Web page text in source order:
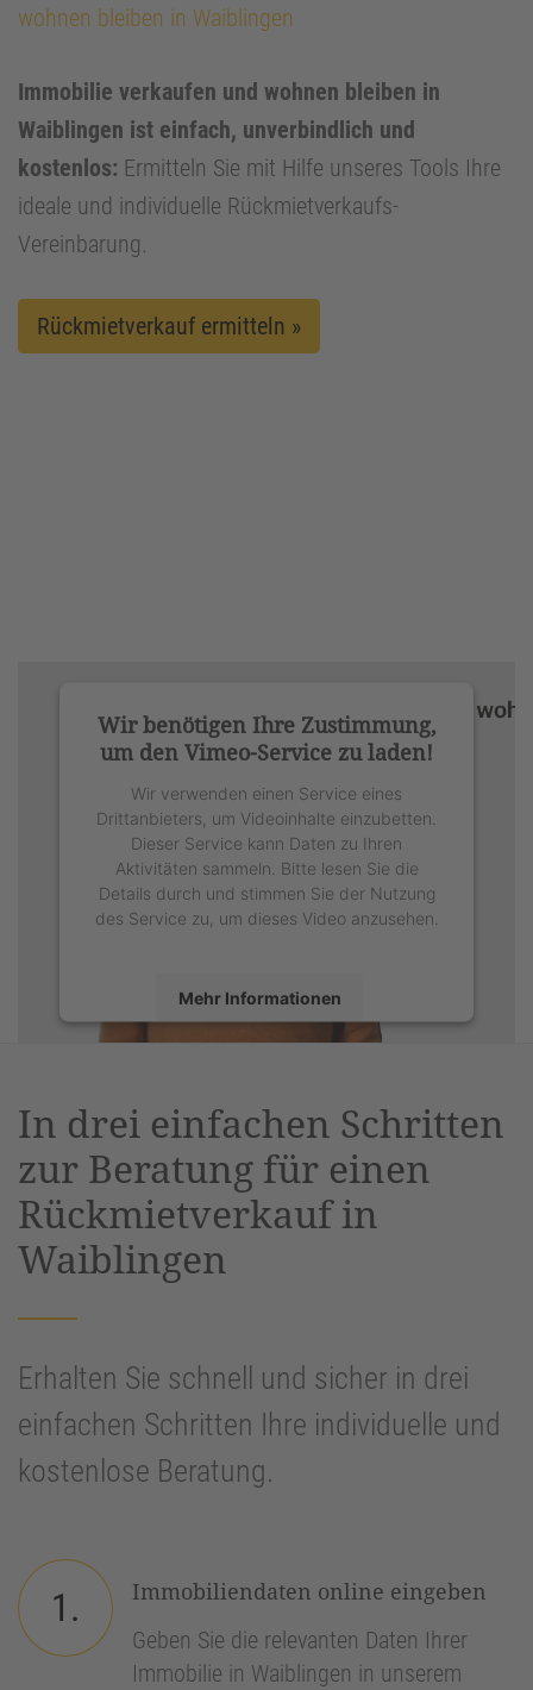
wohnen bleiben in Waiblingen
Immobilie verkaufen und wohnen bleiben in
Waiblingen ist einfach, unverbindlich und
kostenlos: Ermitteln Sie mit Hilfe unseres Tools Ihre
ideale und individuelle Rückmietverkaufs-
Vereinbarung.
Rückmietverkauf ermitteln »
Wir benötigen Ihre Zustimmung,
um den Vimeo-Service zu laden!
Wir verwenden einen Service eines
Drittanbieters, um Videoinhalte einzubetten.
Dieser Service kann Daten zu Ihren
Aktivitäten sammeln. Bitte lesen Sie die
Details durch und stimmen Sie der Nutzung
des Service zu, um dieses Video anzusehen.
Mehr Informationen
Management Platform&eRecht24
In drei einfachen Schritten
zur Beratung für einen
Rückmietverkauf in
Waiblingen
Erhalten Sie schnell und sicher in drei
einfachen Schritten Ihre individuelle und
kostenlose Beratung.
1.
Immobiliendaten online eingeben
Geben Sie die relevanten Daten Ihrer
Immobilie in Waiblingen in unserem